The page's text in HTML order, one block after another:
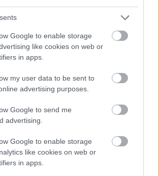
Google to enable storage
like cookies on web or
in apps.
my user data to be sent to
advertising purposes.
Google to send me
advertising.
Google to enable storage
like cookies on web or
in apps.
προβλέπει τρία διαφορετικά
αποβλήτων και ένα
δίκτυο μονάδων επεξεργασίας και
ένα δύσκολο στοίχημα, αλλά
Γιατί η Αττική δεν μπορεί να